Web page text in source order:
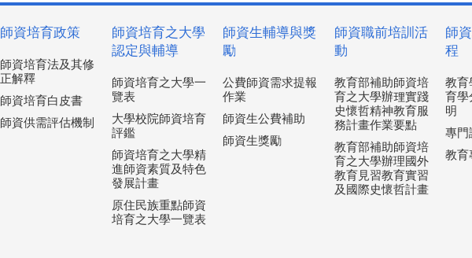
師資培育政策
師資培育法及其修
正解釋
師資培育白皮書
師資供需評估機制
師資培育之大學
認定與輔導
師資培育之大學一
覽表
大學校院師資培育
評鑑
師資培育之大學精
進師資素質及特色
發展計畫
原住民族重點師資
培育之大學一覽表
師資生輔導與獎
勵
公費師資需求提報
作業
師資生公費補助
師資生獎勵
師資職前培訓活
動
教育部補助師資培
育之大學辦理實踐
史懷哲精神教育服
務計畫作業要點
教育部補助師資培
育之大學辦理國外
教育見習教育實習
及國際史懷哲計畫
師
程
教育
育學
明
專門
教育